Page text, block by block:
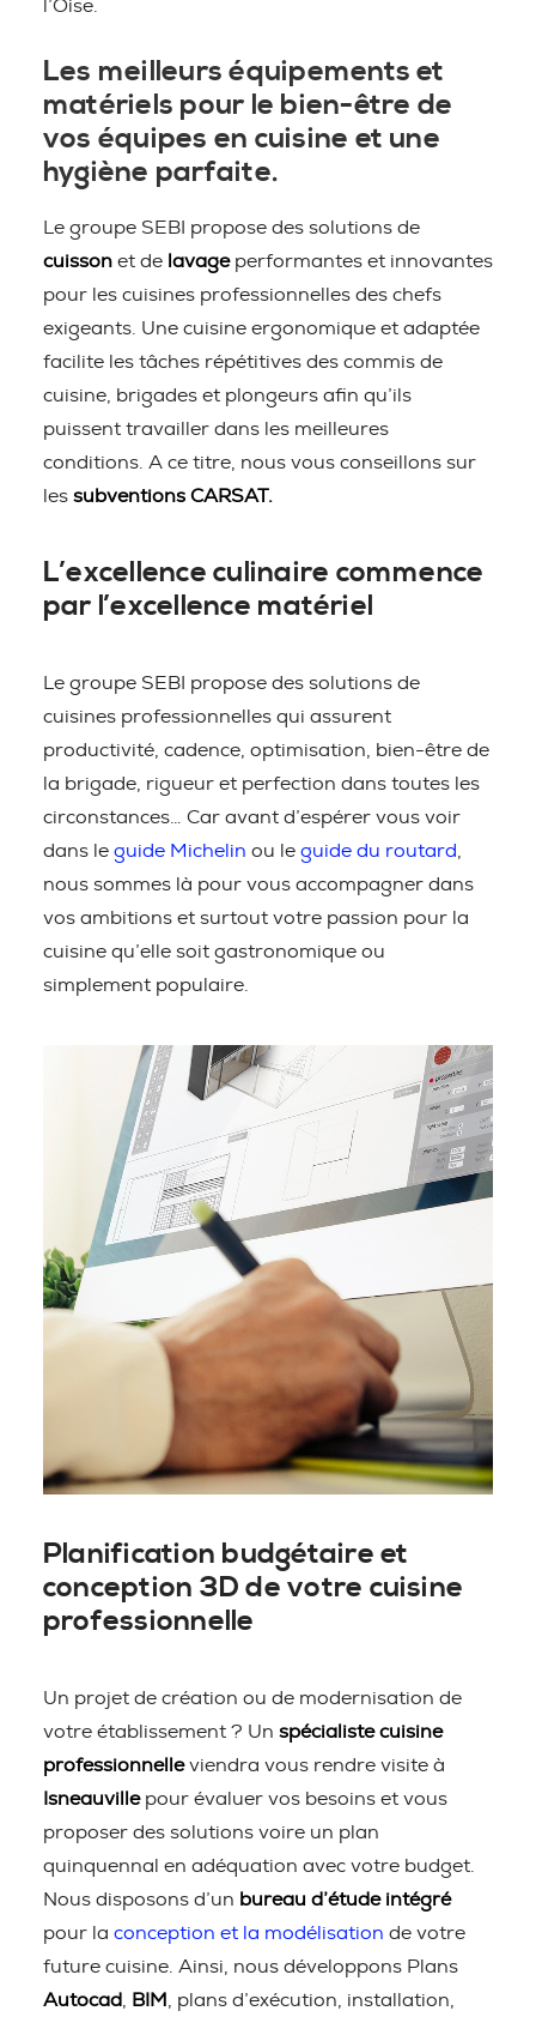
l’Oise.
Les meilleurs équipements et
matériels pour le bien-être de
vos équipes en cuisine et une
hygiène parfaite.
Le groupe SEBI propose des solutions de
cuisson et de lavageperformantes et innovantes
pour les cuisines professionnelles des chefs
exigeants. Une cuisine ergonomique et adaptée
facilite les tâches répétitives des commis de
cuisine, brigades et plongeurs afin qu’ils
puissent travailler dans les meilleures
conditions. A ce titre, nous vous conseillons sur
les subventions CARSAT.
L’excellence culinaire commence
par l’excellence matériel
Le groupe SEBI propose des solutions de
cuisines professionnelles qui assurent
productivité, cadence, optimisation, bien-être de
la brigade, rigueur et perfection dans toutes les
circonstances… Car avant d’espérer vous voir
dans le guide Michelin ou le guide du routard
nous sommes là pour vous accompagner dans
vos ambitions et surtout votre passion pour la
cuisine qu’elle soit gastronomique ou
simplement populaire.
Planification budgétaire et
conception 3D de votre cuisine
professionnelle
Un projet de création ou de modernisation de
votre établissement ? Un spécialiste cuisine
professionnelleviendra vous rendre visite à
Isneauvillepour évaluer vos besoins et vous
proposer des solutions voire un plan
quinquennal en adéquation avec votre budget.
Nous disposons d’un bureau d’étude intégré
pour la conception et la modélisation de votre
future cuisine. Ainsi, nous développons Plans
Autocad
BIM
, plans d’exécution, installation,